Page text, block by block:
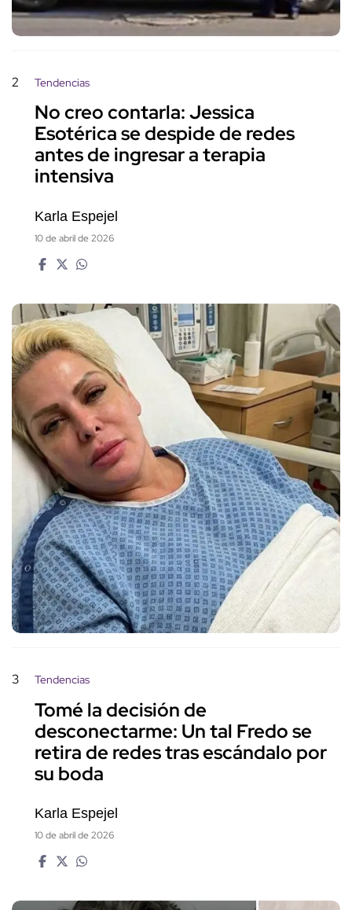
2 Tendencias
No creo contarla: Jessica
Esotérica se despide de redes
antes de ingresar a terapia
intensiva
Karla Espejel
10 de abril de 2026
3 Tendencias
Tomé la decisión de
desconectarme: Un tal Fredo se
retira de redes tras escándalo por
su boda
Karla Espejel
10 de abril de 2026